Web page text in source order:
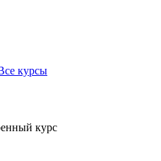
курсы
курс